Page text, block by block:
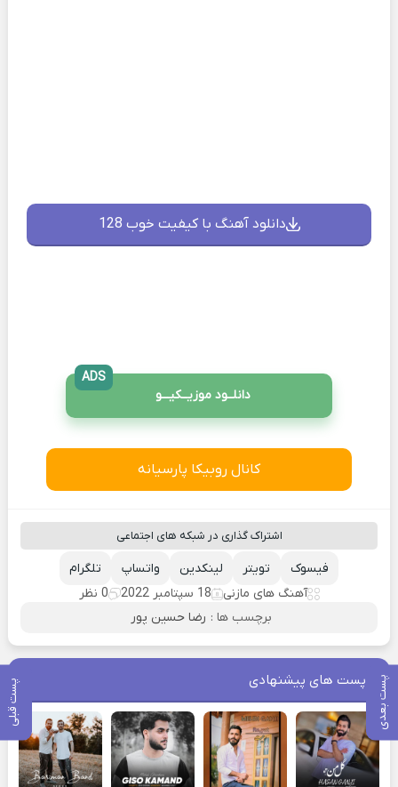
پست بعدی پست قبلی
دانلود آهنگ با کیفیت خوب 128
دانلــود موزیــکیـــو
ADS
کانال روبیکا پارسیانه
اشتراک گذاری در شبکه های اجتماعی
تلگرام واتساپ لینکدین تویتر
فیسوک
آهنگ های مازنی
18 سپتامبر 2022
0 نظر
برچسب ها : رضا حسین پور
پست های پیشنهادی